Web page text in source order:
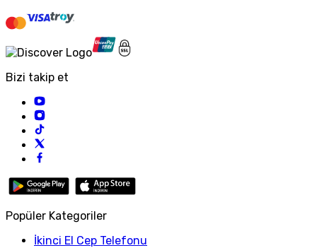
Bizi takip et
Popüler Kategoriler
İkinci El Cep Telefonu